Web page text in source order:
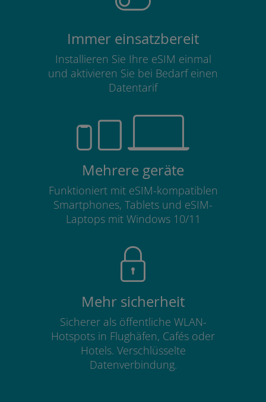
Immer einsatzbereit
Installieren Sie Ihre eSIM einmal
und aktivieren Sie bei Bedarf einen
Datentarif
Mehrere geräte
Funktioniert mit eSIM-kompatiblen
Smartphones, Tablets und eSIM-
Laptops mit Windows 10/11
Mehr sicherheit
Sicherer als öffentliche WLAN-
Hotspots in Flughäfen, Cafés oder
Hotels. Verschlüsselte
Datenverbindung.